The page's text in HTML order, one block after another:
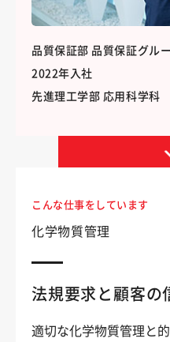
品質保証部 品質保証グル
2022年入社
先進理工学部 応用科学科
こんな仕事をしています
化学物質管理
法規要求と顧客の
適切な化学物質管理と